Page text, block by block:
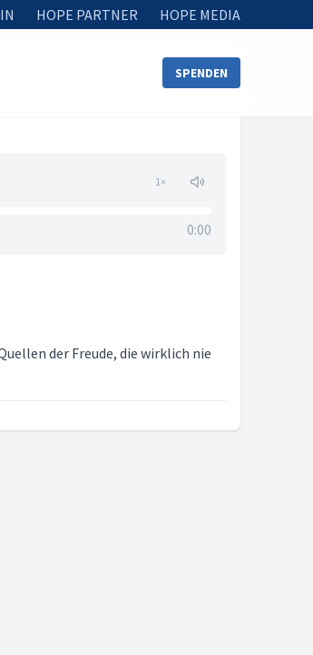
HOPE PARTNER HOPE MEDIA
SPENDEN
1×
0:00
der Freude, die wirklich nie